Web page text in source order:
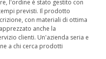
l'ordine è stato gestito con
previsti. Il prodotto
con materiali di ottima
anche la
clienti. Un'azienda seria e
a chi cerca prodotti